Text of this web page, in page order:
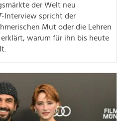
der Welt neu
-Interview spricht der
Mut oder die Lehren
warum für ihn bis heute